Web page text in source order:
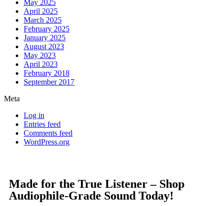
May 2025
April 2025
March 2025
February 2025
January 2025
August 2023
May 2023
April 2023
February 2018
September 2017
Meta
Log in
Entries feed
Comments feed
WordPress.org
Made for the True Listener – Shop
Audiophile-Grade Sound Today!